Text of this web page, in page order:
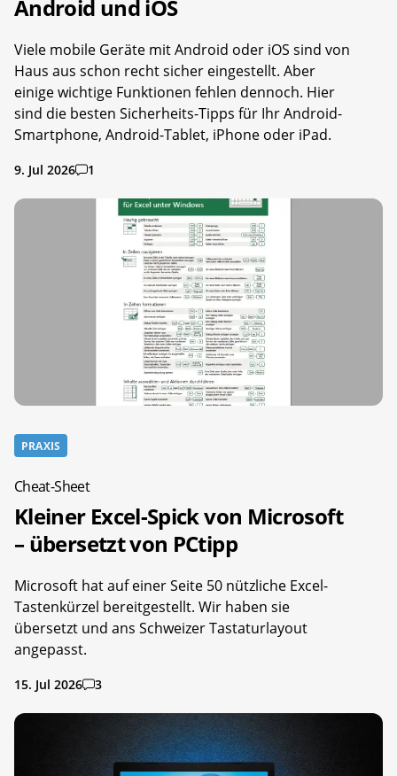
Android und iOS
Viele mobile Geräte mit Android oder iOS sind von
Haus aus schon recht sicher eingestellt. Aber
einige wichtige Funktionen fehlen dennoch. Hier
sind die besten Sicherheits-Tipps für Ihr Android-
Smartphone, Android-Tablet, iPhone oder iPad.
9. Jul 2026 1
PRAXIS
Cheat-Sheet
Kleiner Excel-Spick von Microsoft
– übersetzt von PCtipp
Microsoft hat auf einer Seite 50 nützliche Excel-
Tastenkürzel bereitgestellt. Wir haben sie
übersetzt und ans Schweizer Tastaturlayout
angepasst.
15. Jul 2026 3